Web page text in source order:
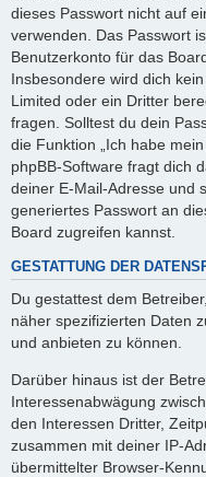
dieses Passwort nicht auf
verwenden. Das Passwort
Benutzerkonto für das
Insbesondere wird dich
Limited oder ein Dritter
fragen. Solltest du dein
die Funktion „Ich habe
phpBB-Software fragt dich
deiner E-Mail-Adresse und
generiertes Passwort an
Board zugreifen kannst.
GESTATTUNG DER
Du gestattest dem
näher spezifizierten Daten
und anbieten zu können.
Darüber hinaus ist der
Interessenabwägung
den Interessen Dritter,
zusammen mit deiner IP-
übermittelter Browser-